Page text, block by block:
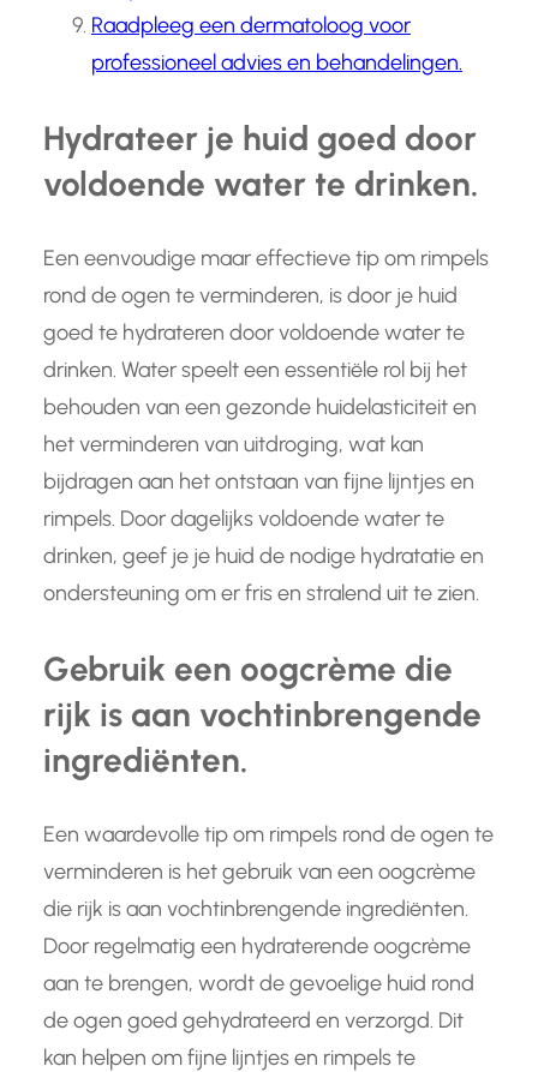
Raadpleeg een dermatoloog voor
professioneel advies en behandelingen.
Hydrateer je huid goed door
voldoende water te drinken.
Een eenvoudige maar effectieve tip om rimpels
rond de ogen te verminderen, is door je huid
goed te hydrateren door voldoende water te
drinken. Water speelt een essentiële rol bij het
behouden van een gezonde huidelasticiteit en
het verminderen van uitdroging, wat kan
bijdragen aan het ontstaan van fijne lijntjes en
rimpels. Door dagelijks voldoende water te
drinken, geef je je huid de nodige hydratatie en
ondersteuning om er fris en stralend uit te zien.
Gebruik een oogcrème die
rijk is aan vochtinbrengende
ingrediënten.
Een waardevolle tip om rimpels rond de ogen te
verminderen is het gebruik van een oogcrème
die rijk is aan vochtinbrengende ingrediënten.
Door regelmatig een hydraterende oogcrème
aan te brengen, wordt de gevoelige huid rond
de ogen goed gehydrateerd en verzorgd. Dit
kan helpen om fijne lijntjes en rimpels te